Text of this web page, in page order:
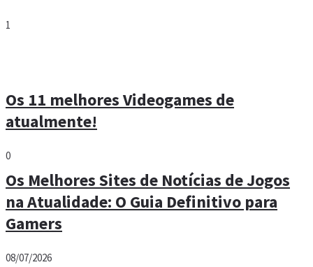
1
Os 11 melhores Videogames de
atualmente!
0
Os Melhores Sites de Notícias de Jogos
na Atualidade: O Guia Definitivo para
Gamers
08/07/2026